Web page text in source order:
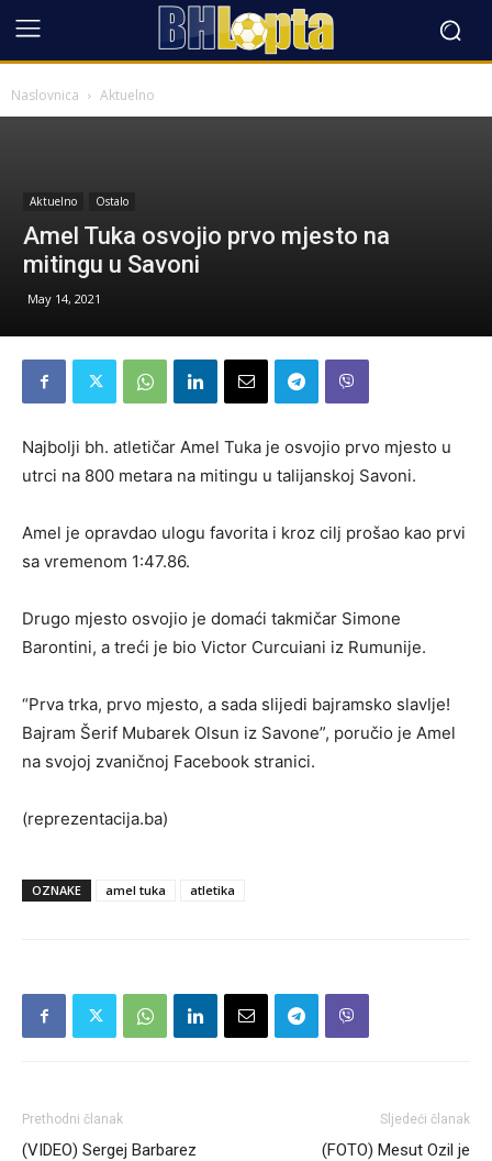
Naslovnica Aktuelno
Aktuelno Ostalo
Amel Tuka osvojio prvo mjesto na
mitingu u Savoni
May 14, 2021
Najbolji bh. atletičar Amel Tuka je osvojio prvo mjesto u
utrci na 800 metara na mitingu u talijanskoj Savoni.
Amel je opravdao ulogu favorita i kroz cilj prošao kao prvi
sa vremenom 1:47.86.
Drugo mjesto osvojio je domaći takmičar Simone
Barontini, a treći je bio Victor Curcuiani iz Rumunije.
“Prva trka, prvo mjesto, a sada slijedi bajramsko slavlje!
Bajram Šerif Mubarek Olsun iz Savone”, poručio je Amel
na svojoj zvaničnoj Facebook stranici.
(reprezentacija.ba)
OZNAKE amel tuka atletika
Prethodni članak
(VIDEO) Sergej Barbarez
Sljedeći članak
(FOTO) Mesut Ozil je